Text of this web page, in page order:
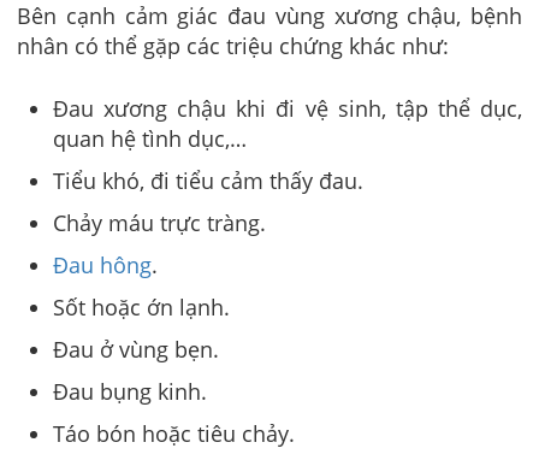
Bên cạnh cảm giác đau vùng xương chậu, bệnh
nhân có thể gặp các triệu chứng khác như:
Đau xương chậu khi đi vệ sinh, tập thể dục,
quan hệ tình dục,…
Tiểu khó, đi tiểu cảm thấy đau.
Chảy máu trực tràng.
Đau hông.
Sốt hoặc ớn lạnh.
Đau ở vùng bẹn.
Đau bụng kinh.
Táo bón hoặc tiêu chảy.